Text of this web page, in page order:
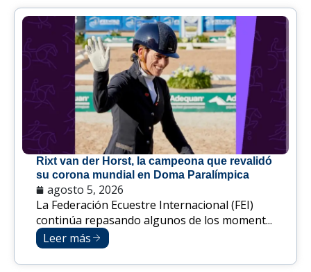
Rixt van der Horst, la campeona que revalidó
su corona mundial en Doma Paralímpica
agosto 5, 2026
La Federación Ecuestre Internacional (FEI)
continúa repasando algunos de los moment...
Leer más